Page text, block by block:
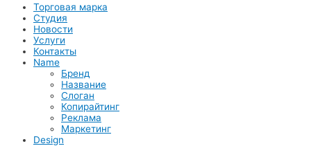
Торговая марка
Студия
Новости
Услуги
Контакты
Name
Бренд
Название
Слоган
Копирайтинг
Реклама
Маркетинг
Design